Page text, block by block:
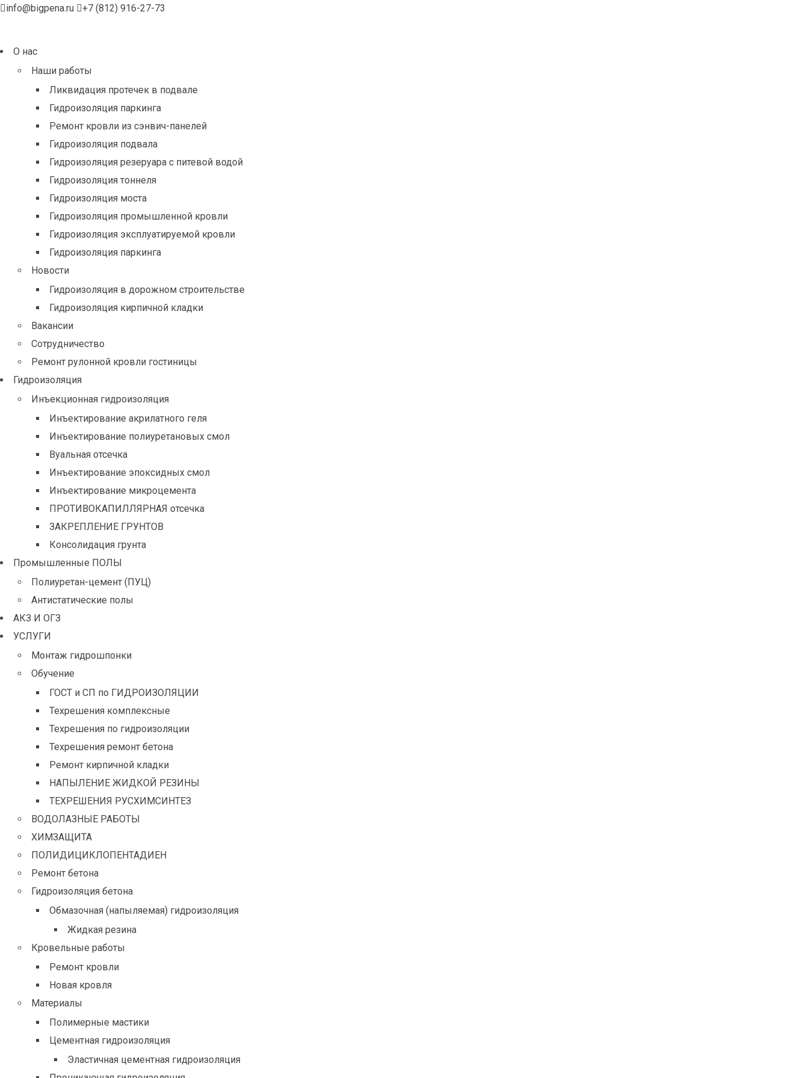
info@bigpena.ru +7 (812) 916-27-73
О нас
Наши работы
Ликвидация протечек в подвале
Гидроизоляция паркинга
Ремонт кровли из сэнвич-панелей
Гидроизоляция подвала
Гидроизоляция резеруара с питевой водой
Гидроизоляция тоннеля
Гидроизоляция моста
Гидроизоляция промышленной кровли
Гидроизоляция эксплуатируемой кровли
Гидроизоляция паркинга
Новости
Гидроизоляция в дорожном строительстве
Гидроизоляция кирпичной кладки
Вакансии
Сотрудничество
Ремонт рулонной кровли гостиницы
Гидроизоляция
Инъекционная гидроизоляция
Инъектирование акрилатного геля
Инъектирование полиуретановых смол
Вуальная отсечка
Инъектирование эпоксидных смол
Инъектирование микроцемента
ПРОТИВОКАПИЛЛЯРНАЯ отсечка
ЗАКРЕПЛЕНИЕ ГРУНТОВ
Консолидация грунта
Промышленные ПОЛЫ
Полиуретан-цемент (ПУЦ)
Антистатические полы
АКЗ И ОГЗ
УСЛУГИ
Монтаж гидрошпонки
Обучение
ГОСТ и СП по ГИДРОИЗОЛЯЦИИ
Техрешения комплексные
Техрешения по гидроизоляции
Техрешения ремонт бетона
Ремонт кирпичной кладки
НАПЫЛЕНИЕ ЖИДКОЙ РЕЗИНЫ
ТЕХРЕШЕНИЯ РУСХИМСИНТЕЗ
ВОДОЛАЗНЫЕ РАБОТЫ
ХИМЗАЩИТА
ПОЛИДИЦИКЛОПЕНТАДИЕН
Ремонт бетона
Гидроизоляция бетона
Обмазочная (напыляемая) гидроизоляция
Жидкая резина
Кровельные работы
Ремонт кровли
Новая кровля
Материалы
Полимерные мастики
Цементная гидроизоляция
Эластичная цементная гидроизоляция